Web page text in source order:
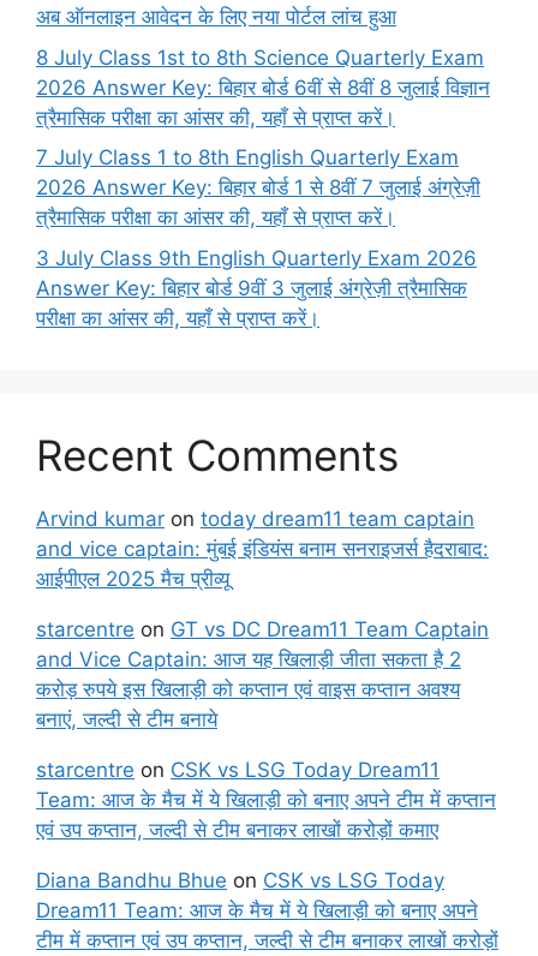
अब ऑनलाइन आवेदन के लिए नया पोर्टल लांच हुआ
8 July Class 1st to 8th Science Quarterly Exam
2026 Answer Key: बिहार बोर्ड 6वीं से 8वीं 8 जुलाई विज्ञान
त्रैमासिक परीक्षा का आंसर की, यहाँ से प्राप्त करें।
7 July Class 1 to 8th English Quarterly Exam
2026 Answer Key: बिहार बोर्ड 1 से 8वीं 7 जुलाई अंग्रेज़ी
त्रैमासिक परीक्षा का आंसर की, यहाँ से प्राप्त करें।
3 July Class 9th English Quarterly Exam 2026
Answer Key: बिहार बोर्ड 9वीं 3 जुलाई अंग्रेज़ी त्रैमासिक
परीक्षा का आंसर की, यहाँ से प्राप्त करें।
Recent Comments
Arvind kumar on today dream11 team captain
and vice captain: मुंबई इंडियंस बनाम सनराइजर्स हैदराबाद:
आईपीएल 2025 मैच प्रीव्यू
starcentre on GT vs DC Dream11 Team Captain
and Vice Captain: आज यह खिलाड़ी जीता सकता है 2
करोड़ रुपये इस खिलाड़ी को कप्तान एवं वाइस कप्तान अवश्य
बनाएं, जल्दी से टीम बनाये
starcentre on CSK vs LSG Today Dream11
Team: आज के मैच में ये खिलाड़ी को बनाए अपने टीम में कप्तान
एवं उप कप्तान, जल्दी से टीम बनाकर लाखों करोड़ों कमाए
Diana Bandhu Bhue on CSK vs LSG Today
Dream11 Team: आज के मैच में ये खिलाड़ी को बनाए अपने
टीम में कप्तान एवं उप कप्तान, जल्दी से टीम बनाकर लाखों करोड़ों